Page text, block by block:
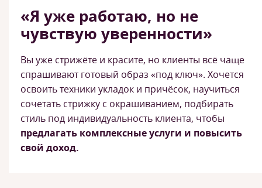
«Я уже работаю, но не
чувствую уверенности»
Вы уже стрижёте и красите, но клиенты всё чаще
спрашивают готовый образ «под ключ». Хочется
освоить техники укладок и причёсок, научиться
сочетать стрижку с окрашиванием, подбирать
стиль под индивидуальность клиента, чтобы
предлагать комплексные услуги и повысить
свой доход.